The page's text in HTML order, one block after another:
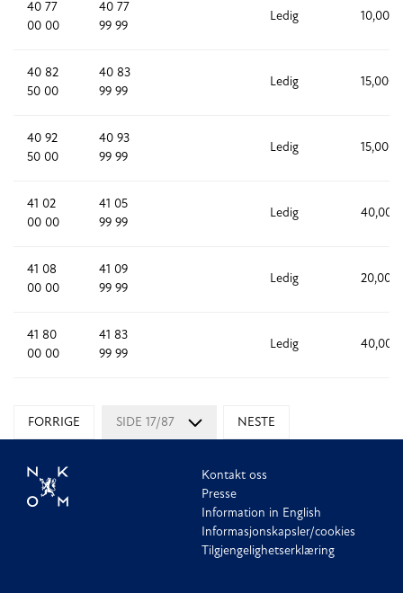
40 77
00 00
40 77
99 99
Ledig 10,000
40 82
50 00
40 83
99 99
Ledig 15,000
40 92
50 00
40 93
99 99
Ledig 15,000
41 02
00 00
41 05
99 99
Ledig 40,000
41 08
00 00
41 09
99 99
Ledig 20,000
41 80
00 00
41 83
99 99
Ledig 40,000
FORRIGE SIDE 17/87 NESTE
Kontakt oss
Presse
Information in English
Informasjonskapsler/cookies
Tilgjengelighetserklæring